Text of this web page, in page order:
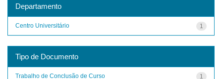
Departamento
1
Centro Universitário
Tipo de Documento
1
Trabalho de Conclusão de Curso